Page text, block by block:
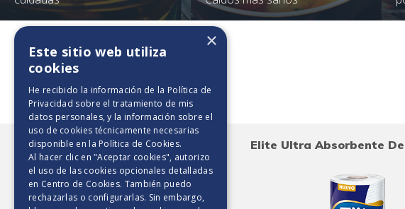
Toallas de papel
Elite Maxirollo 450 HD Elite Ultra Absorbente
×
Este sitio web utiliza
cookies
He recibido la información de la Política de
Privacidad sobre el tratamiento de mis
datos personales, y la información sobre el
uso de cookies técnicamente necesarias
disponible en la Política de Cookies.
Al hacer clic en "Aceptar cookies", autorizo
el uso de las cookies opcionales detalladas
en Centro de Cookies. También puedo
rechazarlas o configurarlas. Sin embargo,